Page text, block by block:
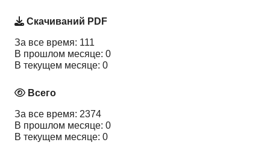
Скачиваний PDF
За все время: 111
В прошлом месяце: 0
В текущем месяце: 0
Всего
За все время: 2374
В прошлом месяце: 0
В текущем месяце: 0